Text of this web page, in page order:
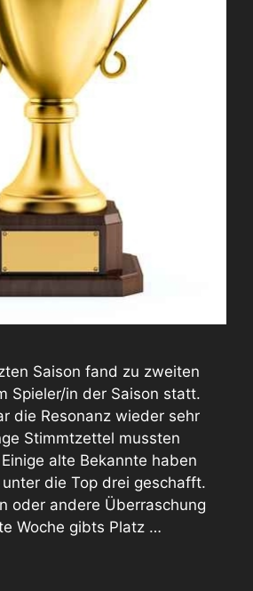
Saison fand zu zweiten
Spieler/in der Saison statt.
die Resonanz wieder sehr
Stimmtzettel mussten
alte Bekannte haben
die Top drei geschafft.
oder andere Überraschung
Woche gibts Platz …